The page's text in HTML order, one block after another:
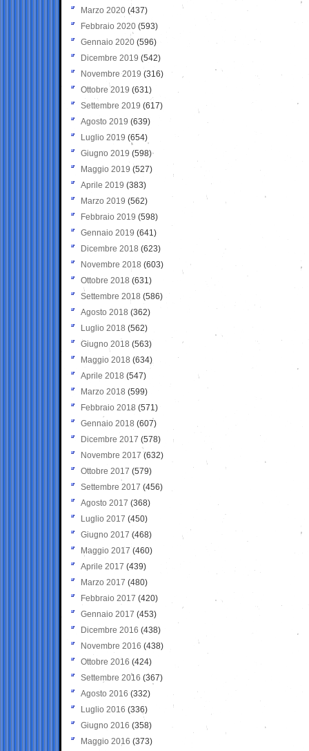
Marzo 2020 (437)
Febbraio 2020 (593)
Gennaio 2020 (596)
Dicembre 2019 (542)
Novembre 2019 (316)
Ottobre 2019 (631)
Settembre 2019 (617)
Agosto 2019 (639)
Luglio 2019 (654)
Giugno 2019 (598)
Maggio 2019 (527)
Aprile 2019 (383)
Marzo 2019 (562)
Febbraio 2019 (598)
Gennaio 2019 (641)
Dicembre 2018 (623)
Novembre 2018 (603)
Ottobre 2018 (631)
Settembre 2018 (586)
Agosto 2018 (362)
Luglio 2018 (562)
Giugno 2018 (563)
Maggio 2018 (634)
Aprile 2018 (547)
Marzo 2018 (599)
Febbraio 2018 (571)
Gennaio 2018 (607)
Dicembre 2017 (578)
Novembre 2017 (632)
Ottobre 2017 (579)
Settembre 2017 (456)
Agosto 2017 (368)
Luglio 2017 (450)
Giugno 2017 (468)
Maggio 2017 (460)
Aprile 2017 (439)
Marzo 2017 (480)
Febbraio 2017 (420)
Gennaio 2017 (453)
Dicembre 2016 (438)
Novembre 2016 (438)
Ottobre 2016 (424)
Settembre 2016 (367)
Agosto 2016 (332)
Luglio 2016 (336)
Giugno 2016 (358)
Maggio 2016 (373)